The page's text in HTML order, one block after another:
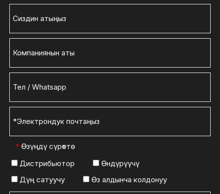
* Өзүңдү сүрөттө
Дистрибьютор
Өндүрүүчү
Дүң сатуучу
Өз алдынча колдонуу